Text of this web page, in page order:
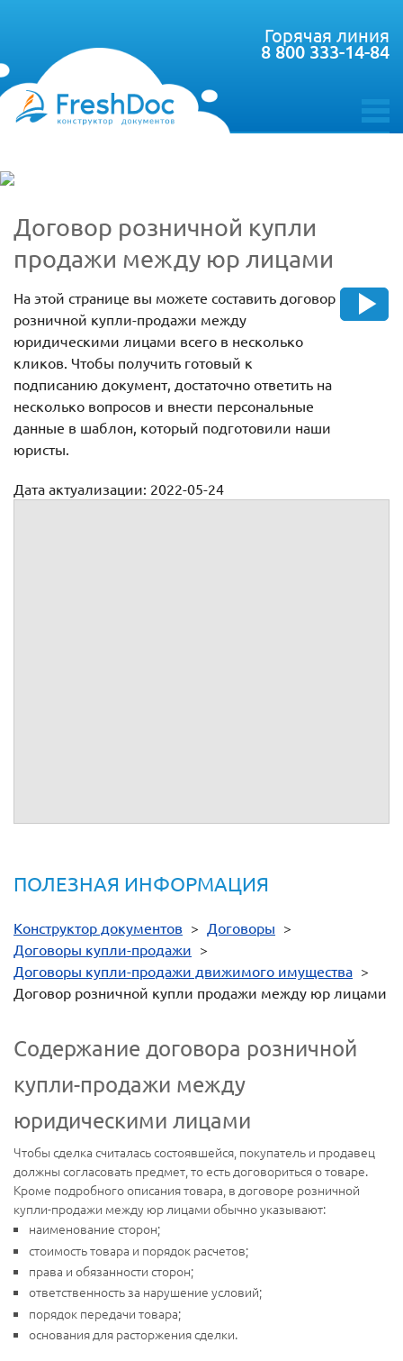
toggle
Горячая линия
8 800 333-14-84
Договор розничной купли
продажи между юр лицами
На этой странице вы можете составить договор
розничной купли-продажи между
юридическими лицами всего в несколько
кликов. Чтобы получить готовый к
подписанию документ, достаточно ответить на
несколько вопросов и внести персональные
данные в шаблон, который подготовили наши
юристы.
Дата актуализации: 2022-05-24
ПОЛЕЗНАЯ ИНФОРМАЦИЯ
Конструктор документов > Договоры >
Договоры купли-продажи >
Договоры купли-продажи движимого имущества >
Договор розничной купли продажи между юр лицами
Содержание договора розничной
купли-продажи между
юридическими лицами
Чтобы сделка считалась состоявшейся, покупатель и продавец
должны согласовать предмет, то есть договориться о товаре.
Кроме подробного описания товара, в договоре розничной
купли-продажи между юр лицами обычно указывают:
наименование сторон;
стоимость товара и порядок расчетов;
права и обязанности сторон;
ответственность за нарушение условий;
порядок передачи товара;
основания для расторжения сделки.